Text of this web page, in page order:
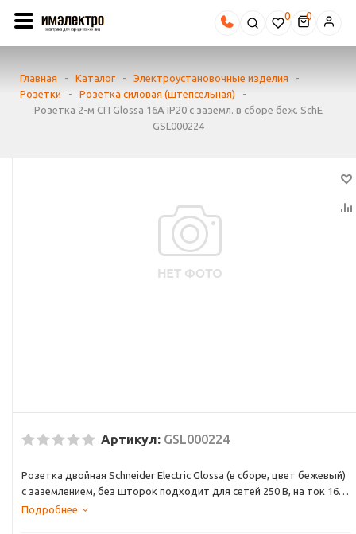
0
Главная - Каталог - Электроустановочные изделия
-
Розетки
- Розетка силовая (штепсельная)
-
Розетка 2-м СП Glossa 16А IP20 с заземл. в сборе беж. SchE
GSL000224
Артикул: GSL000224
Розетка двойная Schneider Electric Glossa (в сборе, цвет бежевый)
с заземлением, без шторок подходит для сетей 250 В, на ток 16 А.
- Заземляющий контакт обеспечивает дополнительную защиту
Подробнее